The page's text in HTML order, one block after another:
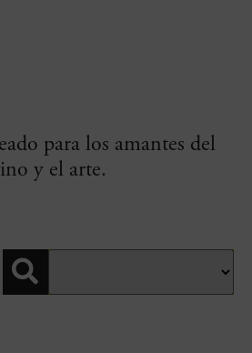
para los amantes del
y el arte.